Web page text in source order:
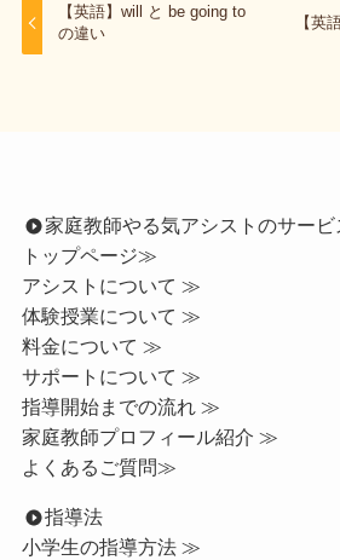
【英語】will と be going to
の違い
【英
家庭教師やる気アシストのサービ
トップページ≫
アシストについて ≫
体験授業について ≫
料金について ≫
サポートについて ≫
指導開始までの流れ ≫
家庭教師プロフィール紹介 ≫
よくあるご質問≫
指導法
小学生の指導方法 ≫